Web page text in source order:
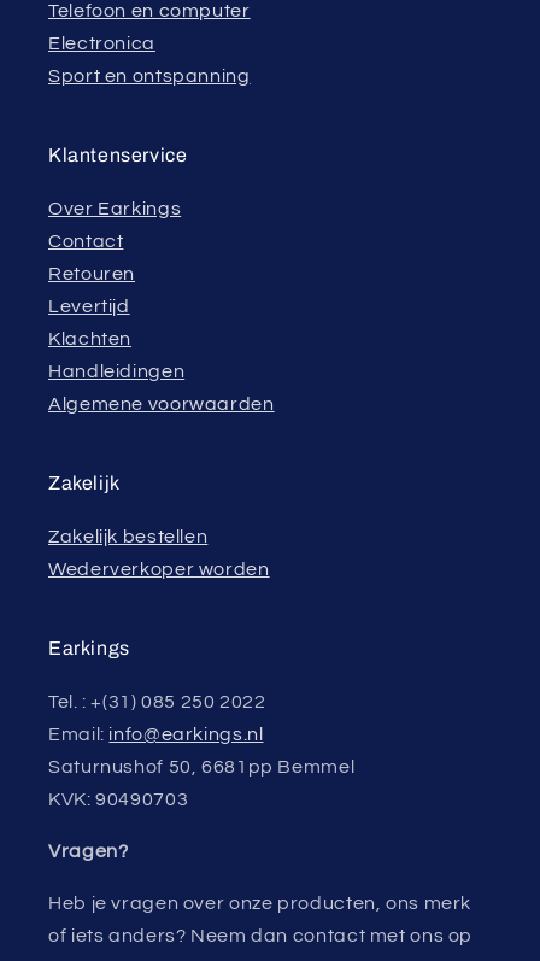
Telefoon en computer
Electronica
Sport en ontspanning
Klantenservice
Over Earkings
Contact
Retouren
Levertijd
Klachten
Handleidingen
Algemene voorwaarden
Zakelijk
Zakelijk bestellen
Wederverkoper worden
Earkings
Tel. : +(31) 085 250 2022
Email: info@earkings.nl
Saturnushof 50, 6681pp Bemmel
KVK: 90490703
Vragen?
Heb je vragen over onze producten, ons merk
of iets anders? Neem dan contact met ons op